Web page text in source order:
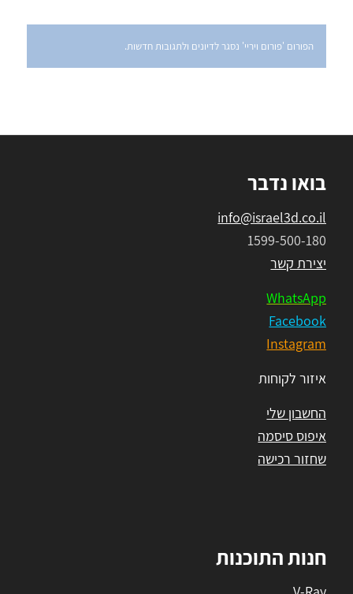
הפורום 'פורום ויריי' נסגר לדיונים ולתגובות חדשות.
בואו נדבר
info@israel3d.co.il
1599-500-180
יצירת קשר
WhatsApp
Facebook
Instagram
איזור לקוחות
החשבון שלי
איפוס סיסמה
שחזור רכישה
חנות התוכנות